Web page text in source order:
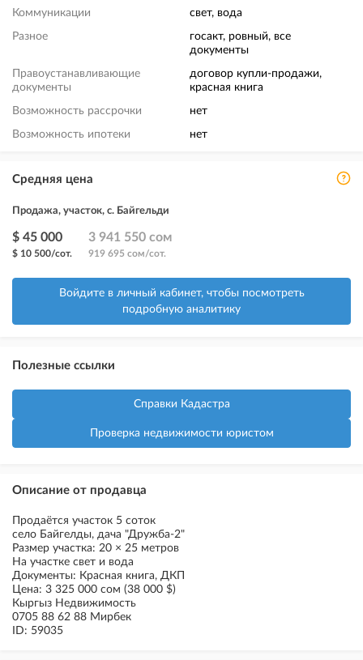
Коммуникации свет, вода
Разное
госакт, ровный, все
документы
Правоустанавливающие
документы
договор купли-продажи,
красная книга
Возможность рассрочки нет
Возможность ипотеки нет
Средняя цена
Продажа, участок, с. Байгельди
$ 45 000
$ 10 500/сот.
3 941 550 сом
919 695 сом/сот.
Войдите в личный кабинет, чтобы посмотреть
подробную аналитику
Полезные ссылки
Справки Кадастра
Проверка недвижимости юристом
Описание от продавца
Продаётся участок 5 соток
село Байгелды, дача "Дружба-2"
Размер участка: 20 × 25 метров
На участке свет и вода
Документы: Красная книга, ДКП
Цена: 3 325 000 сом (38 000 $)
Кыргыз Недвижимость
0705 88 62 88 Мирбек
ID: 59035